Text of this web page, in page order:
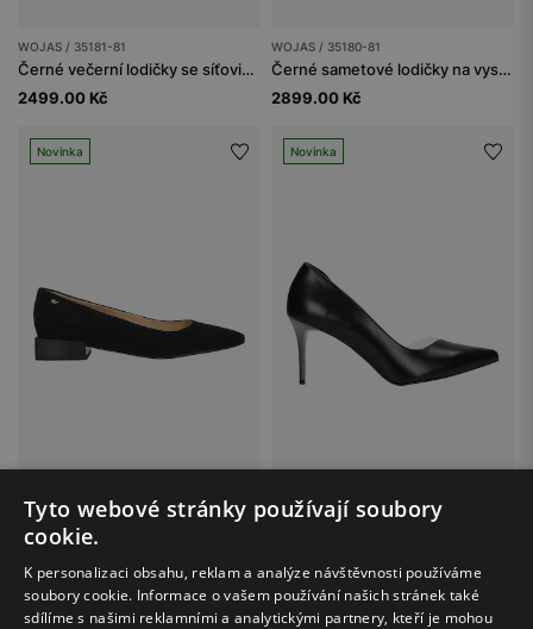
WOJAS / 35181-81
Černé večerní lodičky se síťovinou
2499.00 Kč
WOJAS / 35180-81
Černé sametové lodičky na vysokém podpatku
2899.00 Kč
Novinka
Černé semišové balerínky na podpatku
2499.00 Kč
Novinka
Tyto webové stránky používají soubory
cookie.
K personalizaci obsahu, reklam a analýze návštěvnosti používáme
soubory cookie. Informace o vašem používání našich stránek také
sdílíme s našimi reklamními a analytickými partnery, kteří je mohou